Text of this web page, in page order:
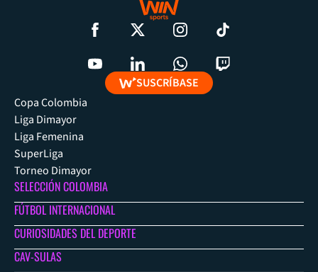
SUSCRÍBASE
Copa Colombia
Liga Dimayor
Liga Femenina
SuperLiga
Torneo Dimayor
SELECCIÓN COLOMBIA
FÚTBOL INTERNACIONAL
CURIOSIDADES DEL DEPORTE
CAV-SULAS